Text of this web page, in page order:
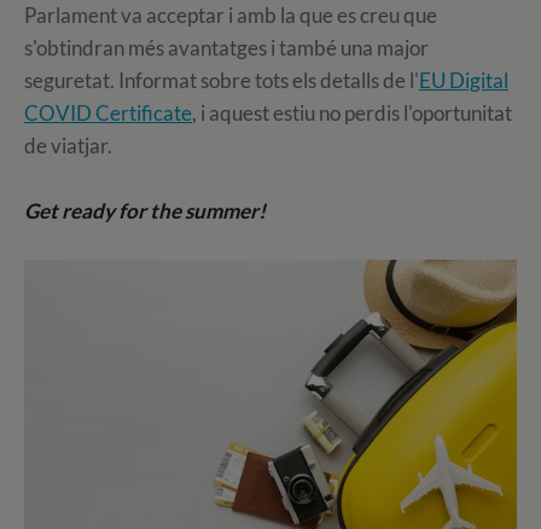
Parlament va acceptar i amb la que es creu que
s'obtindran més avantatges i també una major
seguretat. Informat sobre tots els detalls de l'EU Digital
COVID Certificate, i aquest estiu no perdis l'oportunitat
de viatjar.
Get ready for the summer!